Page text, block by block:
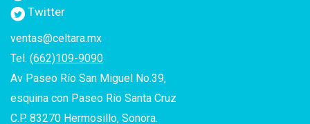
Twitter
ventas@celtara.mx
Tel. (662)109-9090
Av Paseo Río San Miguel No.39,
esquina con Paseo Río Santa Cruz
C.P. 83270 Hermosillo, Sonora.